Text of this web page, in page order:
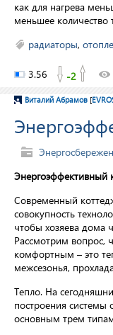
как для нагрева
меньшее количество
радиаторы,
3.56 -2
Виталий Абрамов [
Энергоэффективный
Современный
совокупность
чтобы хозяева дома
Рассмотрим вопрос,
комфортным – это
межсезонья,
Тепло. На
построения системы
основным трем